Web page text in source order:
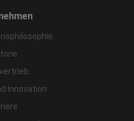
Innovation